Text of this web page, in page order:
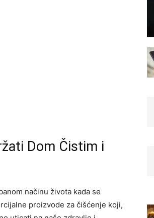
Dom Čistim i
načinu života kada se
proizvode za čišćenje koji,